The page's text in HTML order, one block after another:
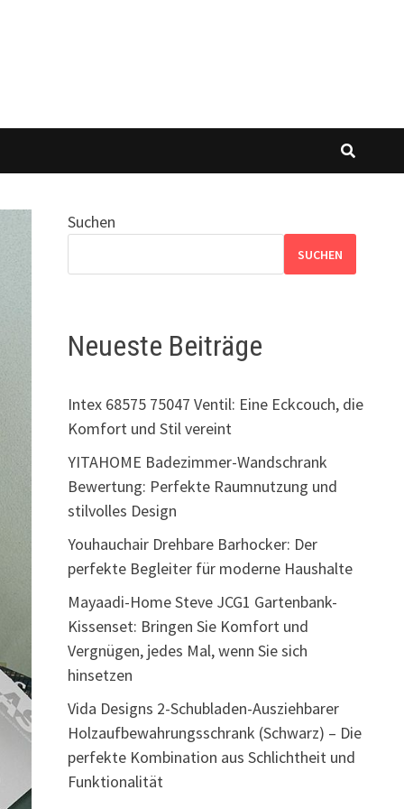
Suchen
SUCHEN
Neueste Beiträge
Intex 68575 75047 Ventil: Eine Eckcouch, die
Komfort und Stil vereint
YITAHOME Badezimmer-Wandschrank
Bewertung: Perfekte Raumnutzung und
stilvolles Design
Youhauchair Drehbare Barhocker: Der
perfekte Begleiter für moderne Haushalte
Mayaadi-Home Steve JCG1 Gartenbank-
Kissenset: Bringen Sie Komfort und
Vergnügen, jedes Mal, wenn Sie sich
hinsetzen
Vida Designs 2-Schubladen-Ausziehbarer
Holzaufbewahrungsschrank (Schwarz) – Die
perfekte Kombination aus Schlichtheit und
Funktionalität